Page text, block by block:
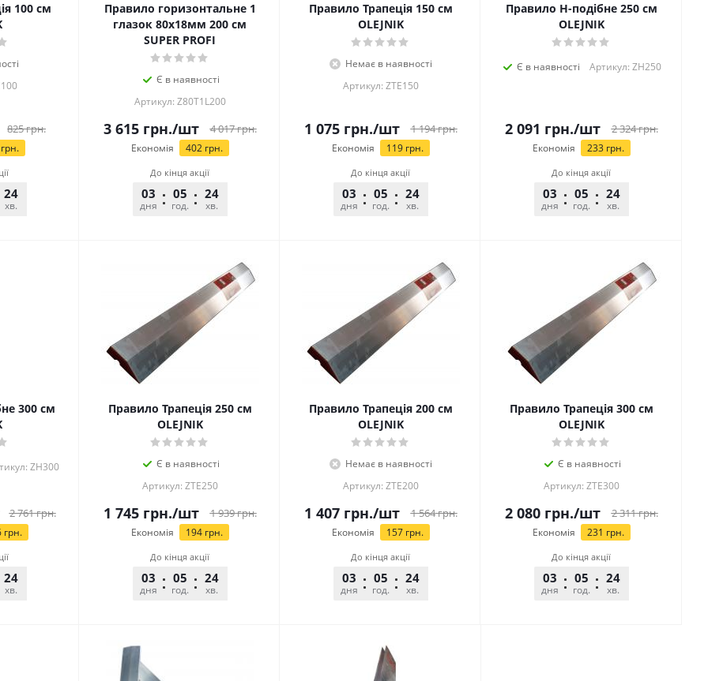
100 см
825грн.
грн.
24
хв.
Правило горизонтальне 1
глазок 80х18мм 200 см
SUPЕR PROFI
Є в наявності
Артикул: Z80T1L200
3 615грн./шт 4 017грн.
Економія 402грн.
До кінця акції
03
дня
05
год.
24
хв.
Правило Трапеція 150 см
OLEJNIK
Немає в наявності
Артикул: ZTE150
1 075грн./шт 1 194грн.
Економія 119грн.
До кінця акції
03
дня
05
год.
24
хв.
Правило H-подібне 250 см
OLEJNIK
Є в наявності Артикул: ZH250
2 091 грн./шт 2 324грн.
Економія 233грн.
До кінця акції
03
дня
05
год.
24
хв.
300 см
ZH300
2 761грн.
грн.
24
хв.
Правило Трапеція 250 см
OLEJNIK
Є в наявності
Артикул: ZTE250
1 745грн./шт 1 939грн.
Економія 194грн.
До кінця акції
03
дня
05
год.
24
хв.
Правило Трапеція 200 см
OLEJNIK
Немає в наявності
Артикул: ZTE200
1 407грн./шт 1 564грн.
Економія 157грн.
До кінця акції
03
дня
05
год.
24
хв.
Правило Трапеція 300 см
OLEJNIK
Є в наявності
Артикул: ZTE300
2 080грн./шт 2 311грн.
Економія 231 грн.
До кінця акції
03
дня
05
год.
24
хв.